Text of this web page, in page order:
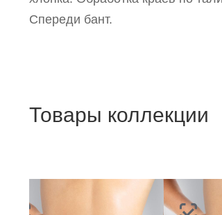
Спереди бант.
Товары коллекции